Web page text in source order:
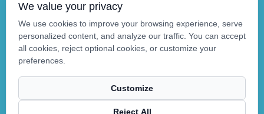
We value your privacy
We use cookies to improve your browsing experience, serve
personalized content, and analyze our traffic. You can accept
all cookies, reject optional cookies, or customize your
preferences.
Customize
Reject All